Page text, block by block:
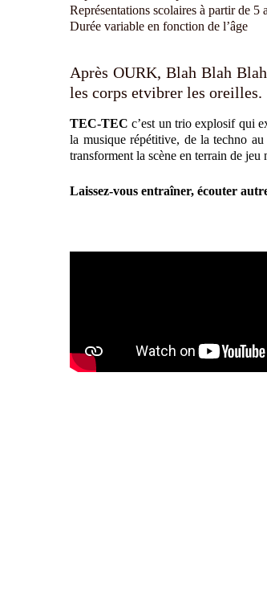
Représentations scolaires à partir de 5
Durée variable en fonction de l’âge
Après OURK, Blah Blah
les corps etvibrer les oreilles.
TEC-TEC c’est un trio explosif qui
la musique répétitive, de la techno
transforment la scène en terrain de jeu
Laissez-vous entraîner, écouter